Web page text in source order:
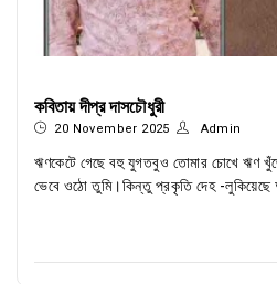
কবিতায় দীপ্র দাসচৌধুরী
20 November 2025 Admin
ঋণকেটে গেছে বহু যুগতবুও তোমার চোখে ঋণ
ভেবে ওঠো তুমি।কিন্তু প্রকৃতি দেহ -লুকিয়েছে